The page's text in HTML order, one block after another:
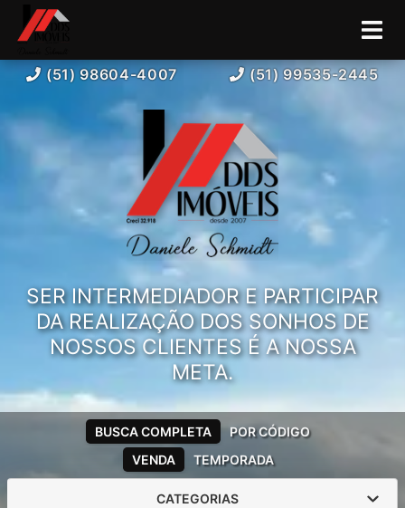
(51) 98604-4007 (51) 99535-2445
SER INTERMEDIADOR E PARTICIPAR
DA REALIZAÇÃO DOS SONHOS DE
NOSSOS CLIENTES É A NOSSA
META.
VENDA TEMPORADA
BUSCA COMPLETA POR CÓDIGO
CATEGORIAS